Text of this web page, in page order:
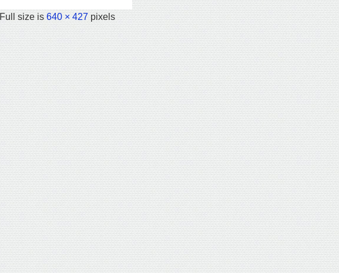
Full size is640 × 427pixels